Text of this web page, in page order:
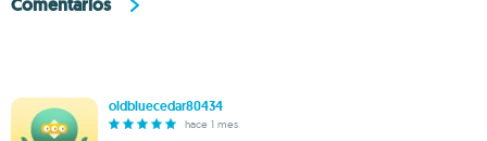
Comentarios
oldbluecedar80434
hace 1 mes